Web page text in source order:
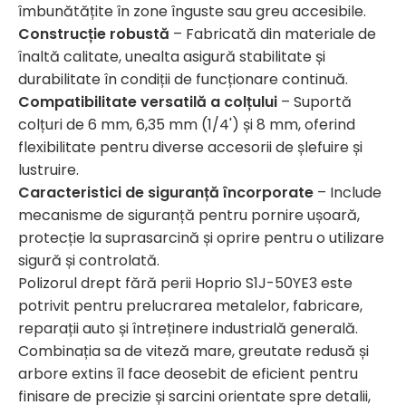
îmbunătățite în zone înguste sau greu accesibile.
Construcție robustă – Fabricată din materiale de
înaltă calitate, unealta asigură stabilitate și
durabilitate în condiții de funcționare continuă.
Compatibilitate versatilă a colțului – Suportă
colțuri de 6 mm, 6,35 mm (1/4') și 8 mm, oferind
flexibilitate pentru diverse accesorii de șlefuire și
lustruire.
Caracteristici de siguranță încorporate – Include
mecanisme de siguranță pentru pornire ușoară,
protecție la suprasarcină și oprire pentru o utilizare
sigură și controlată.
Polizorul drept fără perii Hoprio S1J-50YE3 este
potrivit pentru prelucrarea metalelor, fabricare,
reparații auto și întreținere industrială generală.
Combinația sa de viteză mare, greutate redusă și
arbore extins îl face deosebit de eficient pentru
finisare de precizie și sarcini orientate spre detalii,